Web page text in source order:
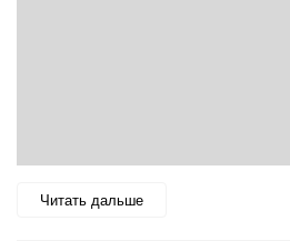
Читать дальше